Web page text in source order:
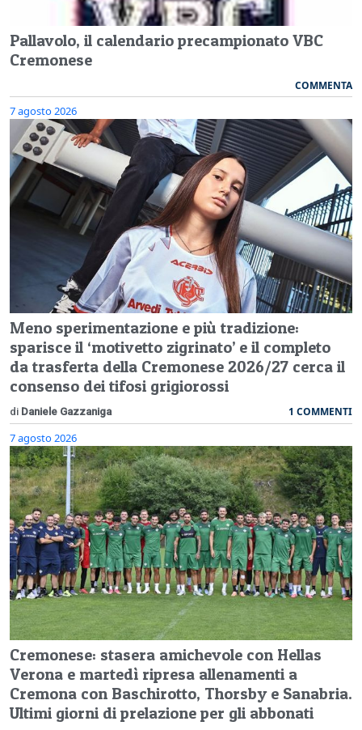
Pallavolo, il calendario precampionato VBC
Cremonese
COMMENTA
7 agosto 2026
Meno sperimentazione e più tradizione:
sparisce il ‘motivetto zigrinato’ e il completo
da trasferta della Cremonese 2026/27 cerca il
consenso dei tifosi grigiorossi
di Daniele Gazzaniga 1 COMMENTI
7 agosto 2026
Cremonese: stasera amichevole con Hellas
Verona e martedì ripresa allenamenti a
Cremona con Baschirotto, Thorsby e Sanabria.
Ultimi giorni di prelazione per gli abbonati